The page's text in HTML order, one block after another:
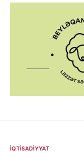
İQTISADIYYAT